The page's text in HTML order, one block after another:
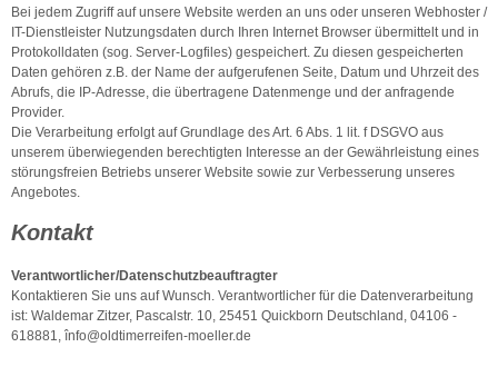
Bei jedem Zugriff auf unsere Website werden an uns oder unseren Webhoster /
IT-Dienstleister Nutzungsdaten durch Ihren Internet Browser übermittelt und in
Protokolldaten (sog. Server-Logfiles) gespeichert. Zu diesen gespeicherten
Daten gehören z.B. der Name der aufgerufenen Seite, Datum und Uhrzeit des
Abrufs, die IP-Adresse, die übertragene Datenmenge und der anfragende
Provider.
Die Verarbeitung erfolgt auf Grundlage des Art. 6 Abs. 1 lit. f DSGVO aus
unserem überwiegenden berechtigten Interesse an der Gewährleistung eines
störungsfreien Betriebs unserer Website sowie zur Verbesserung unseres
Angebotes.
Kontakt
Verantwortlicher/Datenschutzbeauftragter
Kontaktieren Sie uns auf Wunsch. Verantwortlicher für die Datenverarbeitung
ist: Waldemar Zitzer, Pascalstr. 10, 25451 Quickborn Deutschland, 04106 -
618881, înfo@oldtimerreifen-moeller.de